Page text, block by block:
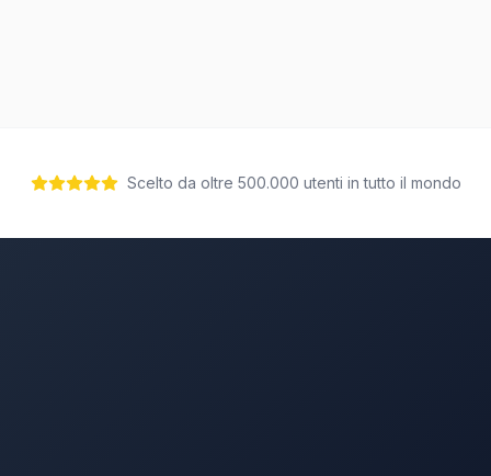
Scelto da oltre 500.000 utenti in tutto il mondo